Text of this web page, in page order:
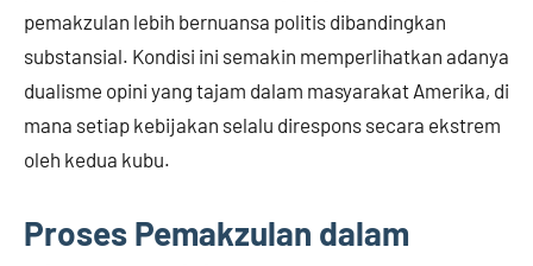
pemakzulan lebih bernuansa politis dibandingkan
substansial. Kondisi ini semakin memperlihatkan adanya
dualisme opini yang tajam dalam masyarakat Amerika, di
mana setiap kebijakan selalu direspons secara ekstrem
oleh kedua kubu.
Proses Pemakzulan dalam